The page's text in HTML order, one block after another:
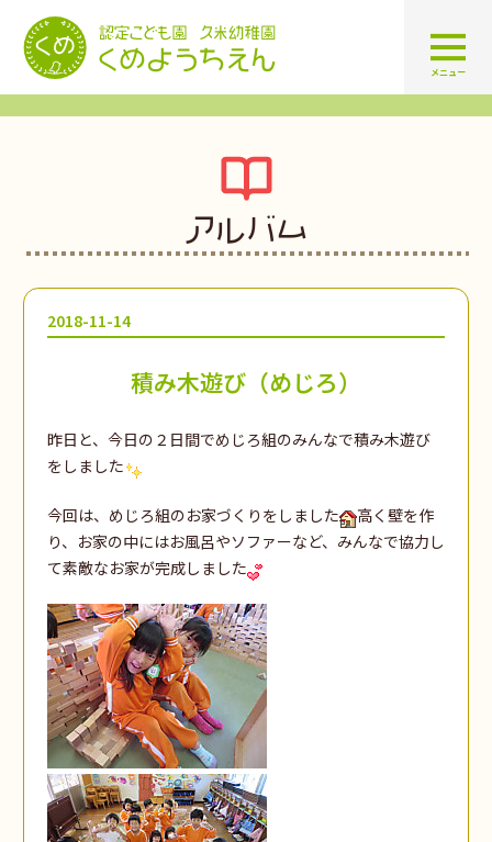
認定こども園 学校法人久米幼
メニュー
アルバム
2018-11-14
積み木遊び（めじろ）
昨日と、今日の２日間でめじろ組のみんなで積み木遊び
をしました
今回は、めじろ組のお家づくりをしました
高く壁を作
り、お家の中にはお風呂やソファーなど、みんなで協力し
て素敵なお家が完成しました